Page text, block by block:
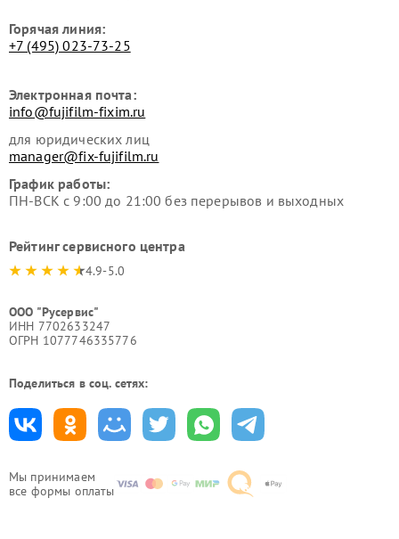
Мы принимаем
все формы оплаты
Горячая линия:
+7 (495) 023-73-25
Электронная почта:
info@fujifilm-fixim.ru
для юридических лиц
manager@fix-fujifilm.ru
График работы:
ПН-ВСК с 9:00 до 21:00 без перерывов и выходных
Рейтинг сервисного центра
4.9-5.0
ООО "Русервис"
ИНН 7702633247
ОГРН 1077746335776
Поделиться в соц. сетях: